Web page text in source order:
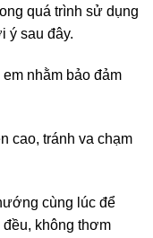
quá trình sử dụng
ý sau đây.
nhằm bảo đảm
cao, tránh va chạm
cùng lúc để
không thơm